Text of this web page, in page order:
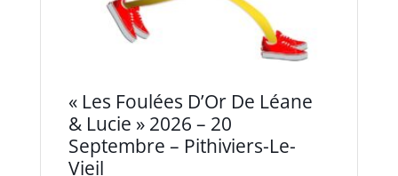
« Les Foulées D’Or De Léane
& Lucie » 2026 – 20
Septembre – Pithiviers-Le-
Vieil